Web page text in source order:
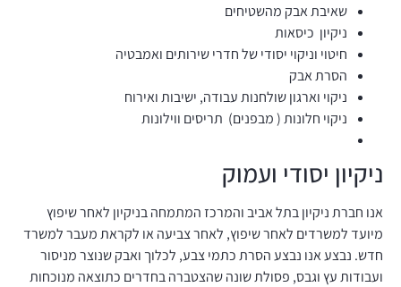
שאיבת אבק מהשטיחים
ניקיון כיסאות
חיטוי וניקוי יסודי של חדרי שירותים ואמבטיה
הסרת אבק
ניקוי וארגון שולחנות עבודה, ישיבות ואירוח
ניקוי חלונות ( מבפנים) תריסים ווילונות
ניקיון יסודי ועמוק
אנו חברת ניקיון בתל אביב והמרכז המתמחה בניקיון לאחר שיפוץ
מיועד למשרדים לאחר שיפוץ, לאחר צביעה או לקראת מעבר למשרד
חדש. נבצע אנו נבצע הסרת כתמי צבע, לכלוך ואבק שנוצר מניסור
ועבודות עץ וגבס, פסולת שונה שהצטברה בחדרים כתוצאה מנוכחות